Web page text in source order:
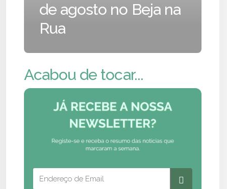
de agosto no Beja na
Rua
Acabou de tocar...